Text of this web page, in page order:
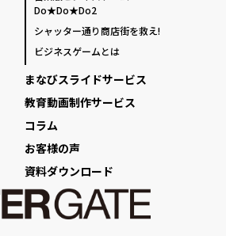
Do★Do★Do2
シャッター通り商店街を救え!
ビジネスゲームとは
まなびスライドサービス
教育動画制作サービス
コラム
お客様の声
資料ダウンロード